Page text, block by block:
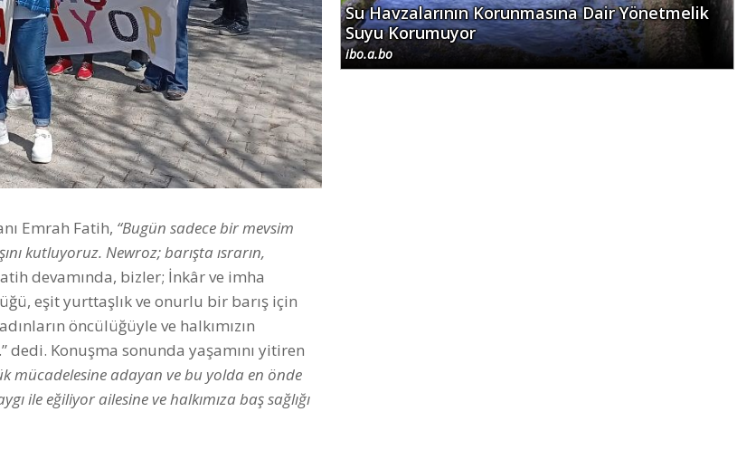
Emrah Fatih, “Bugün sadece bir mevsim
kutluyoruz. Newroz; barışta ısrarın,
devamında, bizler; İnkâr ve imha
eşit yurttaşlık ve onurlu bir barış için
öncülüğüyle ve halkımızın
Konuşma sonunda yaşamını yitiren
mücadelesine adayan ve bu yolda en önde
ile eğiliyor ailesine ve halkımıza baş sağlığı
Su Havzalarının Korunmasına Dair Yönetmelik
Suyu Korumuyor
ibo.a.bo